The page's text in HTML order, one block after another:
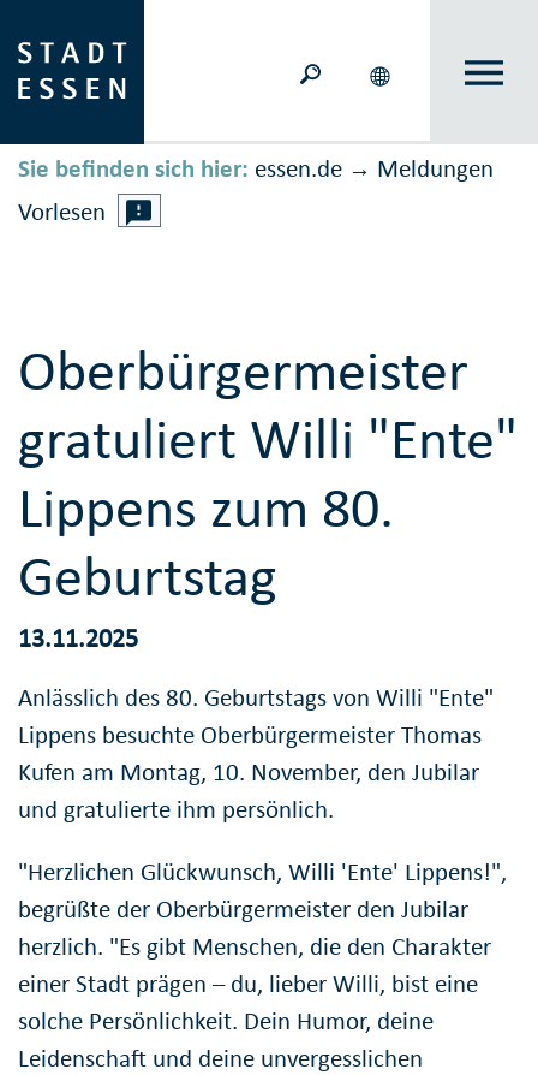
Sie befinden sich hier: essen.de → Meldungen
Vorlesen
Oberbürgermeister
gratuliert Willi "Ente"
Lippens zum 80.
Geburtstag
13.11.2025
Anlässlich des 80. Geburtstags von Willi "Ente"
Lippens besuchte Oberbürgermeister Thomas
Kufen am Montag, 10. November, den Jubilar
und gratulierte ihm persönlich.
"Herzlichen Glückwunsch, Willi 'Ente' Lippens!",
begrüßte der Oberbürgermeister den Jubilar
herzlich. "Es gibt Menschen, die den Charakter
einer Stadt prägen – du, lieber Willi, bist eine
solche Persönlichkeit. Dein Humor, deine
Leidenschaft und deine unvergesslichen